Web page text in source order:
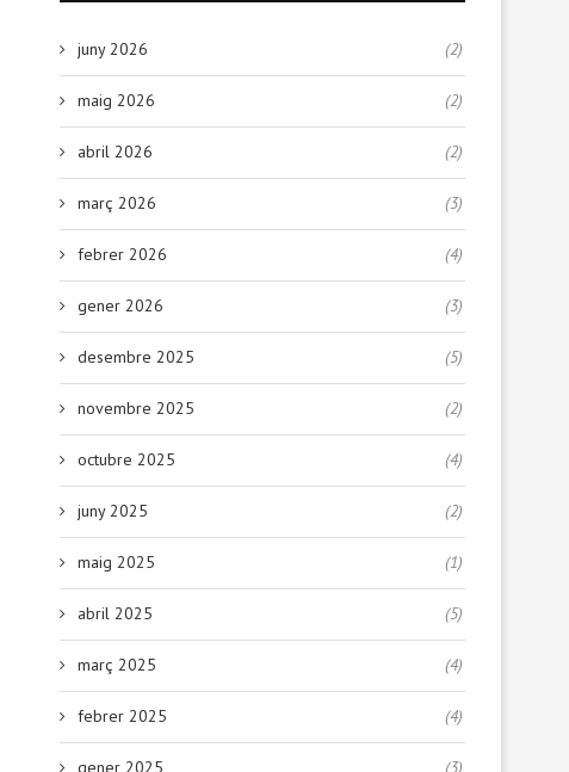
juny 2026 (2)
maig 2026 (2)
abril 2026 (2)
març 2026 (3)
febrer 2026 (4)
gener 2026 (3)
desembre 2025 (5)
novembre 2025 (2)
octubre 2025 (4)
juny 2025 (2)
maig 2025 (1)
abril 2025 (5)
març 2025 (4)
febrer 2025 (4)
gener 2025 (3)